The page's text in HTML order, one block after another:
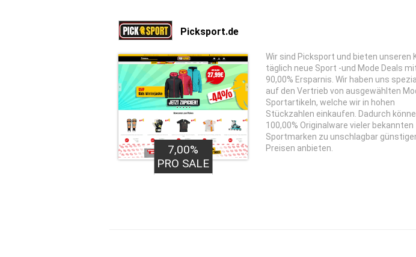
Picksport.de
7,00%
PRO SALE
Wir sind Picksport und bieten unseren
täglich neue Sport -und Mode Deals
90,00% Ersparnis. Wir haben uns
auf den Vertrieb von ausgewählten
Sportartikeln, welche wir in hohen
Stückzahlen einkaufen. Dadurch
100,00% Originalware vieler bekannten
Sportmarken zu unschlagbar
Preisen anbieten.